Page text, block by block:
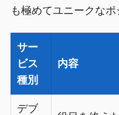
も極めてユニークなポ
サー
ビス
種別
内容
デブ